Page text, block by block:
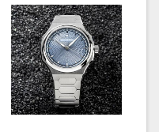
雰囲気が素敵です✨